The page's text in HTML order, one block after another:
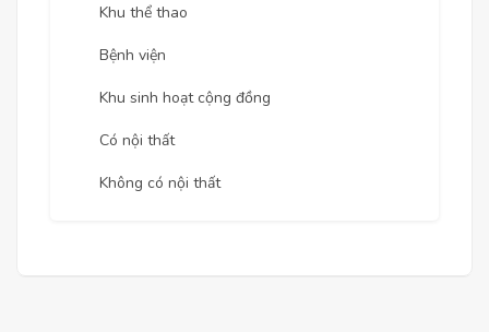
Khu thể thao
Bệnh viện
Khu sinh hoạt cộng đồng
Có nội thất
Không có nội thất